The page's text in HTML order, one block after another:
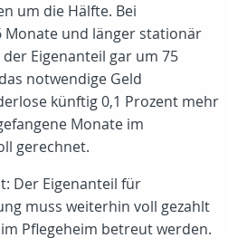
um die Hälfte. Bei
Monate und länger stationär
Eigenanteil gar um 75
notwendige Geld
künftig 0,1 Prozent mehr
Monate im
gerechnet.
Der Eigenanteil für
muss weiterhin voll gezahlt
Pflegeheim betreut werden.